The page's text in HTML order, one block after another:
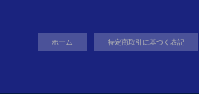
ホーム 特定商取引に基づく表記